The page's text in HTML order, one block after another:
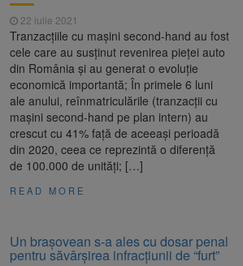
22 iulie 2021
Tranzacțiile cu mașini second-hand au fost
cele care au susținut revenirea pieței auto
din România și au generat o evoluție
economică importantă; În primele 6 luni
ale anului, reînmatriculările (tranzacții cu
mașini second-hand pe plan intern) au
crescut cu 41% față de aceeași perioadă
din 2020, ceea ce reprezintă o diferență
de 100.000 de unități; […]
READ MORE
Un brașovean s-a ales cu dosar penal
pentru săvârșirea infracțiunii de “furt”